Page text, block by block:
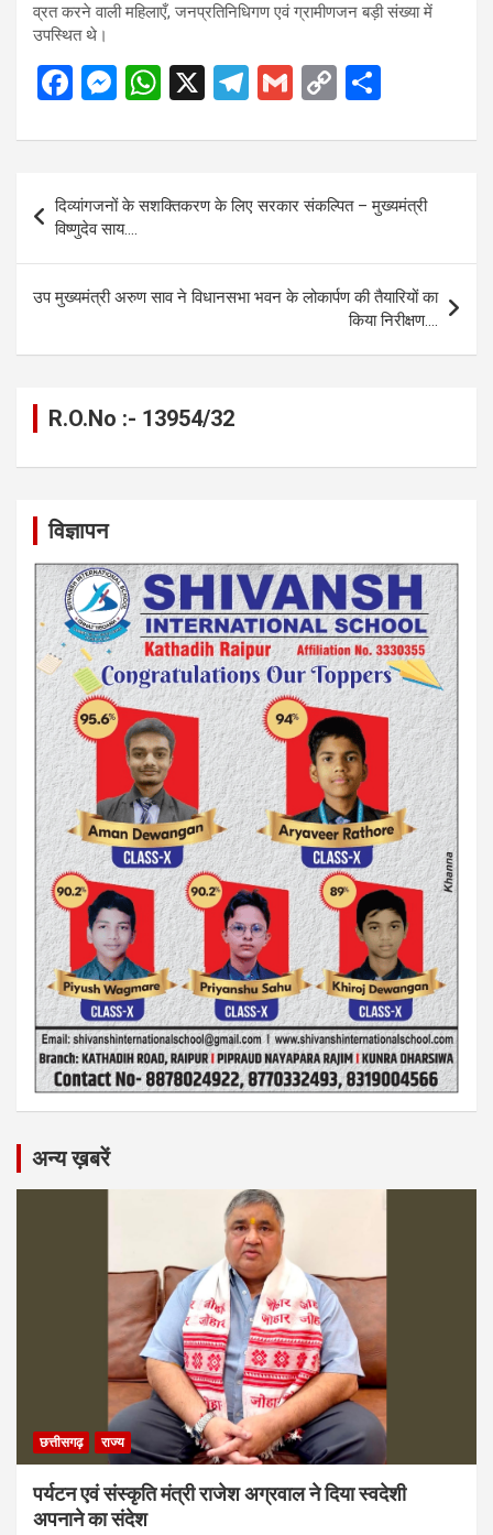
व्रत करने वाली महिलाएँ, जनप्रतिनिधिगण एवं ग्रामीणजन बड़ी संख्या में
उपस्थित थे।
F
ce
b
o
o
k
M
se
n
g
er
W
at
s
A
p
p
X
T
e
a
m
G
ail
C
py
n
k
ar
navigation
दिव्यांगजनों के सशक्तिकरण के लिए सरकार संकल्पित – मुख्यमंत्री
विष्णुदेव साय….
उप मुख्यमंत्री अरुण साव ने विधानसभा भवन के लोकार्पण की तैयारियों का
किया निरीक्षण….
R.O.No :- 13954/32
विज्ञापन
अन्य ख़बरें
छत्तीसगढ़ राज्य
पर्यटन एवं संस्कृति मंत्री राजेश अग्रवाल ने दिया स्वदेशी
अपनाने का संदेश